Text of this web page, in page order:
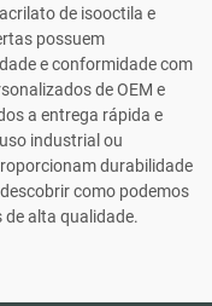
de isooctila e
possuem
e conformidade com
de OEM e
a entrega rápida e
industrial ou
durabilidade
como podemos
alta qualidade.